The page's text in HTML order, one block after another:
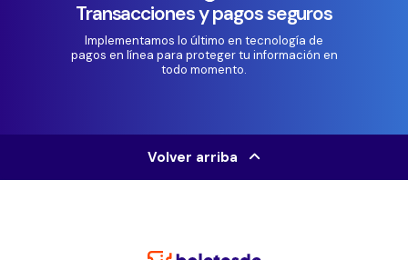
Transacciones y pagos seguros
Implementamos lo último en tecnología de
pagos en línea para proteger tu información en
todo momento.
Volver arriba